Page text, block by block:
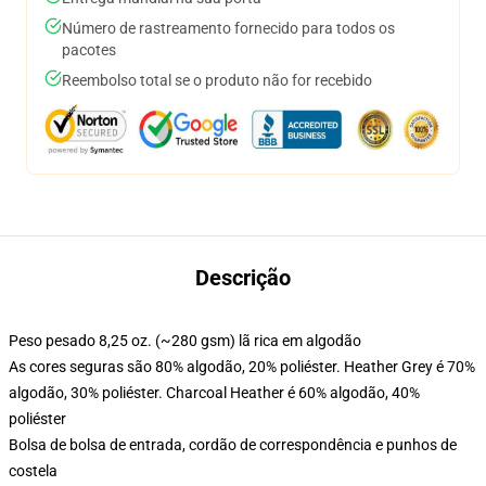
Número de rastreamento fornecido para todos os
pacotes
Reembolso total se o produto não for recebido
Descrição
Peso pesado 8,25 oz. (~280 gsm) lã rica em algodão
As cores seguras são 80% algodão, 20% poliéster. Heather Grey é 70%
algodão, 30% poliéster. Charcoal Heather é 60% algodão, 40%
poliéster
Bolsa de bolsa de entrada, cordão de correspondência e punhos de
costela